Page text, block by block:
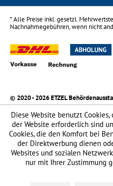
* Alle Preise inkl. gesetzl.
Nachnahmegebühren, wenn nicht
© 2020 - 2026 ETZEL
Diese Website benutzt
der Website erforderlich sind
Cookies, die den Komfort bei
der Direktwerbung dienen
Websites und sozialen
nur mit Ihrer Zustimmung